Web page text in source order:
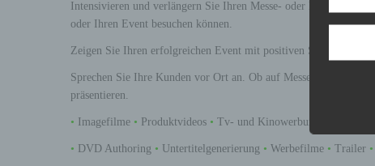
Intensivieren und verlängern Sie Ihren Messe- oder
oder Ihren Event besuchen können.
Zeigen Sie Ihren erfolgreichen Event mit positiven Stimmen der
Sprechen Sie Ihre Kunden vor Ort an. Ob auf Messen, Events,
präsentieren.
• Imagefilme • Produktvideos • Tv- und Kinowerbung
• DVD Authoring • Untertitelgenerierung • Werbefilme • Trailer •